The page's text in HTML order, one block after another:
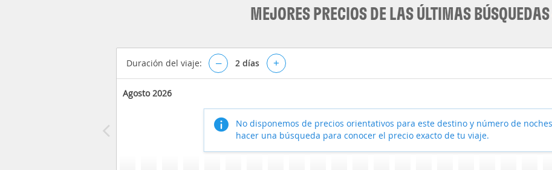
MEJORES PRECIOS DE LAS ÚLTIMAS BÚSQUEDAS
Duración del viaje: – 2 días +
Agosto 2026
No disponemos de precios orientativos para este destino y número de
hacer una búsqueda para conocer el precio exacto de tu viaje.